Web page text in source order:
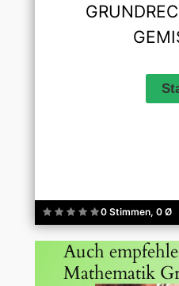
0 Stimmen, 0 Ø
Auch
Mathematik